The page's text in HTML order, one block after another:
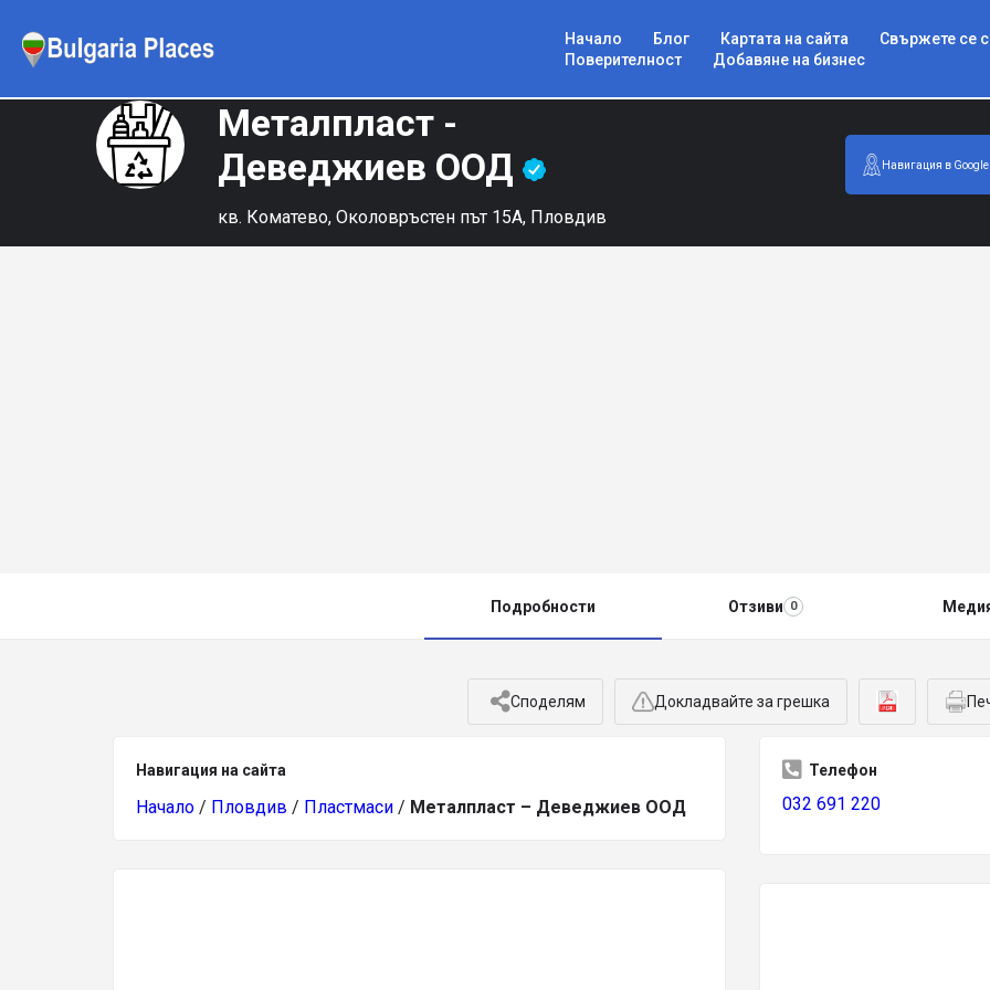
Начало Блог Картата на сайта
Свържете се
Поверителност
Добавяне на бизнес
Металпласт -
Деведжиев ООД
кв. Коматево, Околовръстен път 15А, Пловдив
Навигация в Google
Подробности Отзиви 0
Споделям Докладвайте за грешка
Навигация на сайта
Начало / Пловдив / Пластмаси / Металпласт – Деведжиев ООД
Телефон
032 691 220